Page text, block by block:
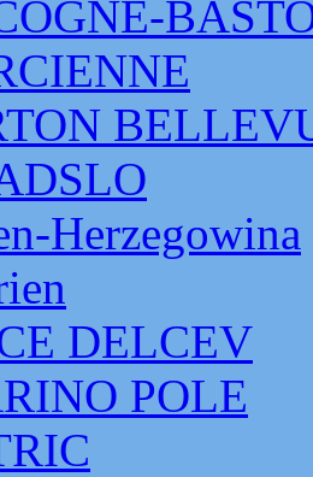
Herzegowina
DELCEV
POLE